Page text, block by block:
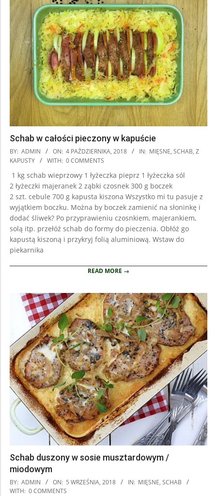
Schab w całości pieczony w kapuście
2018-
10-
BY: ADMIN ON: 4 PAŹDZIERNIKA, 2018 IN: MIĘSNE, SCHAB, Z
KAPUSTY
WITH: 0 COMMENTS
1 kg schab wieprzowy 1 łyżeczka pieprz 1 łyżeczka sól
2 łyżeczki majeranek 2 ząbki czosnek 300 g boczek
2 szt. cebule 700 g kapusta kiszona Wszystko mi tu pasuje z
wyjątkiem boczku. Można by boczek zamienić na słoninkę i
dodać śliwek? Po przyprawieniu czosnkiem, majerankiem,
solą itp. przełóż schab do formy do pieczenia. Obłóż go
kapustą kiszoną i przykryj folią aluminiową. Wstaw do
piekarnika
READ MORE →
Schab duszony w sosie musztardowym /
miodowym
2018-
09-
BY: ADMIN ON: 5 WRZEŚNIA, 2018 IN: MIĘSNE, SCHAB
WITH: 0 COMMENTS